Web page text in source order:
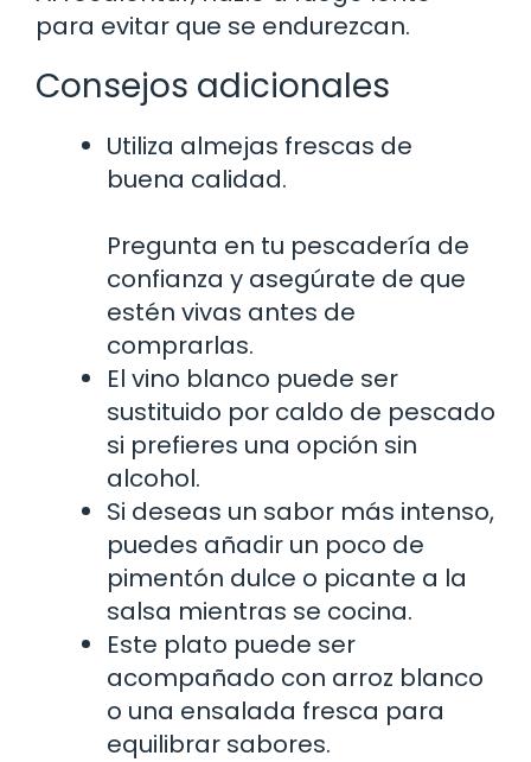
para evitar que se endurezcan.
Consejos adicionales
Utiliza almejas frescas de
buena calidad.
Pregunta en tu pescadería de
confianza y asegúrate de que
estén vivas antes de
comprarlas.
El vino blanco puede ser
sustituido por caldo de pescado
si prefieres una opción sin
alcohol.
Si deseas un sabor más intenso,
puedes añadir un poco de
pimentón dulce o picante a la
salsa mientras se cocina.
Este plato puede ser
acompañado con arroz blanco
o una ensalada fresca para
equilibrar sabores.